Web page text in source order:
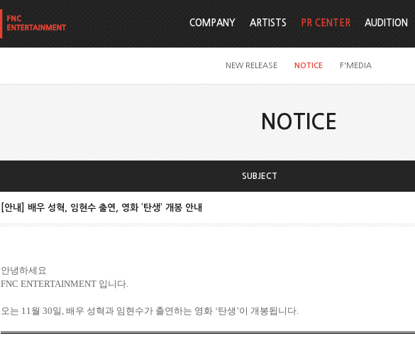
COMPANY ARTISTS PR CENTER
NEW RELEASE NOTICE F'MEDIA
AUDITION
NOTICE
SUBJECT
[안내] 배우 성혁, 임현수 출연, 영화 ‘탄생’ 개봉 안내
안녕하세요
FNC ENTERTAINMENT 입니다.
오는 11월 30일 , 배우 성혁과 임현수가 출연하는 영화 ‘탄생 ’이 개봉됩니다.